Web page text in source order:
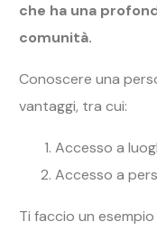
che ha una
comunità.
Conoscere una
vantaggi, tra cui:
Accesso a
Accesso a
Ti faccio un